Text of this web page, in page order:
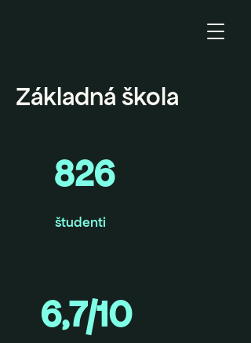
Základná škola
826
študenti
6,7/10